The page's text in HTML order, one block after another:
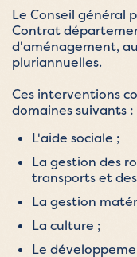
Le Conseil général
Contrat
d'aménagement,
pluriannuelles.
Ces interventions
domaines suivants :
L'aide sociale ;
La gestion des
transports et
La gestion
La culture ;
Le